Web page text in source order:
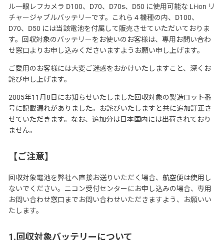
ル一眼レフカメラ D100、D70、D70s、D50 に使用可能な Li-ion リ
チャージャブルバッテリーです。これら 4 機種の内、D100、
D70、D50 には当該電池を付属して販売させていただいておりま
す。回収対象のバッテリーをお使いのお客様は、専用お問い合わ
せ窓口よりお申し込みくださいますようお願い申し上げます。
ご愛用のお客様には大変ご迷惑をおかけいたしますこと、深くお
詫び申し上げます。
2005年11月8日にお知らせいたしました回収対象の製造ロット番
号に記載漏れがありました。お詫びいたしますと共に追加訂正さ
せていただきます。なお、追加分は日本国内には出荷されており
ません。
【ご注意】
回収対象電池を弊社へ直接お送りいただく場合、航空便は使用し
ないでください。ニコン受付センターにお申し込みの場合、専用
お問い合わせ窓口までお問い合わせいただきますよう、お願いい
たします。
1.回収対象バッテリーについて